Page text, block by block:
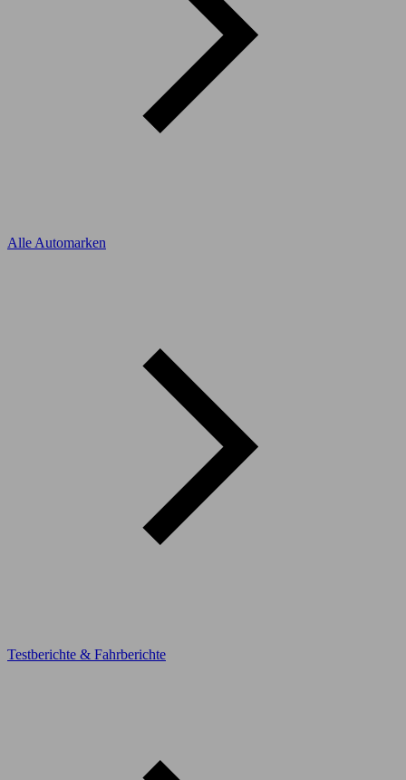
Alle Automarken
Testberichte & Fahrberichte